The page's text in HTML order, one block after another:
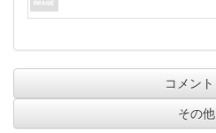
コメント
その他